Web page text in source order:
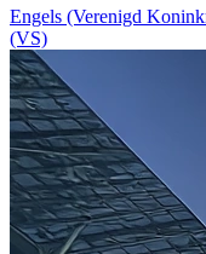
Engels (Verenigd
(VS)